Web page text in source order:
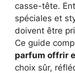
casse-tête.
spéciales et
doivent être
Ce guide
parfum offrir
choix sûr,